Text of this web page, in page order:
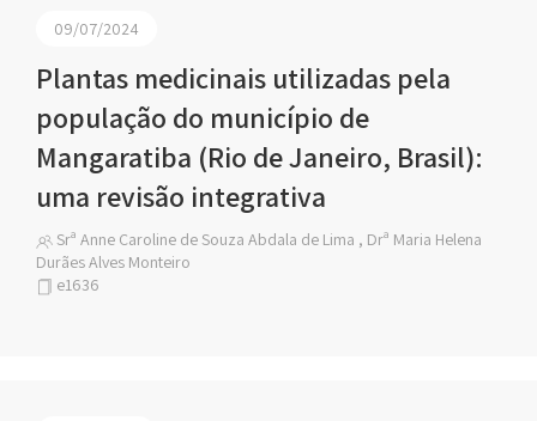
09/07/2024
Plantas medicinais utilizadas pela
população do município de
Mangaratiba (Rio de Janeiro, Brasil):
uma revisão integrativa
Srª Anne Caroline de Souza Abdala de Lima , Drª Maria Helena
Durães Alves Monteiro
e1636